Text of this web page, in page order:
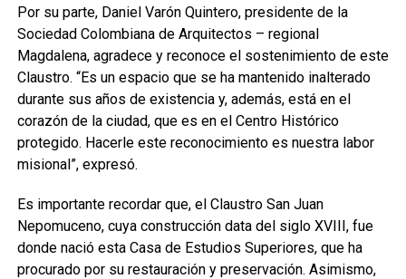
Por su parte, Daniel Varón Quintero, presidente de la
Sociedad Colombiana de Arquitectos – regional
Magdalena, agradece y reconoce el sostenimiento de este
Claustro. “Es un espacio que se ha mantenido inalterado
durante sus años de existencia y, además, está en el
corazón de la ciudad, que es en el Centro Histórico
protegido. Hacerle este reconocimiento es nuestra labor
misional”, expresó.
Es importante recordar que, el Claustro San Juan
Nepomuceno, cuya construcción data del siglo XVIII, fue
donde nació esta Casa de Estudios Superiores, que ha
procurado por su restauración y preservación. Asimismo,